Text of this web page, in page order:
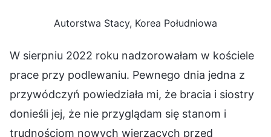
Autorstwa Stacy, Korea Południowa
W sierpniu 2022 roku nadzorowałam w kościele
prace przy podlewaniu. Pewnego dnia jedna z
przywódczyń powiedziała mi, że bracia i siostry
donieśli jej, że nie przyglądam się stanom i
trudnościom nowych wierzących przed